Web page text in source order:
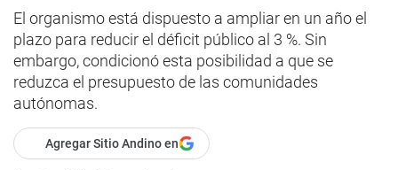
El organismo está dispuesto a ampliar en un año el
plazo para reducir el déficit público al 3 %. Sin
embargo, condicionó esta posibilidad a que se
reduzca el presupuesto de las comunidades
autónomas.
Agregar Sitio Andino en